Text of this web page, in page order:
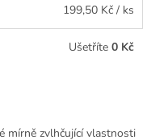
199,50 Kč / ks
Ušetříte 0 Kč
mírně zvlhčující vlastnosti